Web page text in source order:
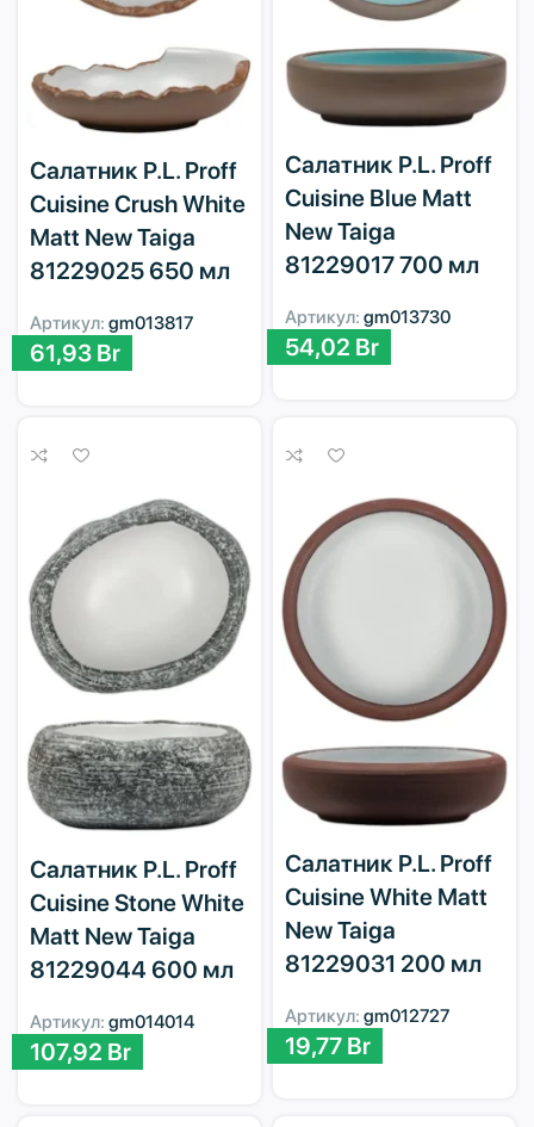
Салатник P.L. Proff
Cuisine Crush White
Matt New Taiga
81229025 650 мл
Артикул: gm013817
61,93 Br
Салатник P.L. Proff
Cuisine Blue Matt
New Taiga
81229017 700 мл
Артикул: gm013730
54,02 Br
Салатник P.L. Proff
Cuisine Stone White
Matt New Taiga
81229044 600 мл
Артикул: gm014014
107,92 Br
Салатник P.L. Proff
Cuisine White Matt
New Taiga
81229031 200 мл
Артикул: gm012727
19,77 Br